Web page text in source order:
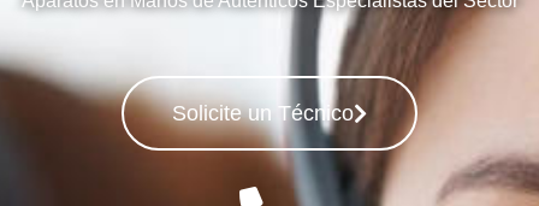
Solicite un Técnico